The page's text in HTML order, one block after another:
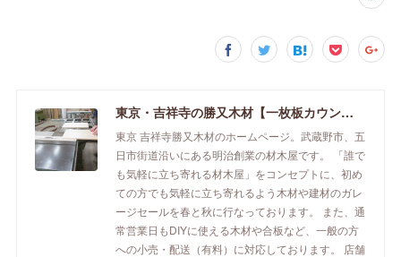
東京・吉祥寺の勝又木材【一枚板カウンター】
東京 吉祥寺勝又木材のホームページ。武蔵野市、五
日市街道沿いにある明治創業の材木屋です。 「誰で
も気軽に立ち寄れる材木屋」をコンセプトに、初め
ての方でも気軽に立ち寄れるよう木材や建材のガレ
ージセールを春と秋に行なっております。 また、通
常営業日もDIYに使える木材や合板など、一般の方
への小売・配送（有料）に対応しております。 店舗